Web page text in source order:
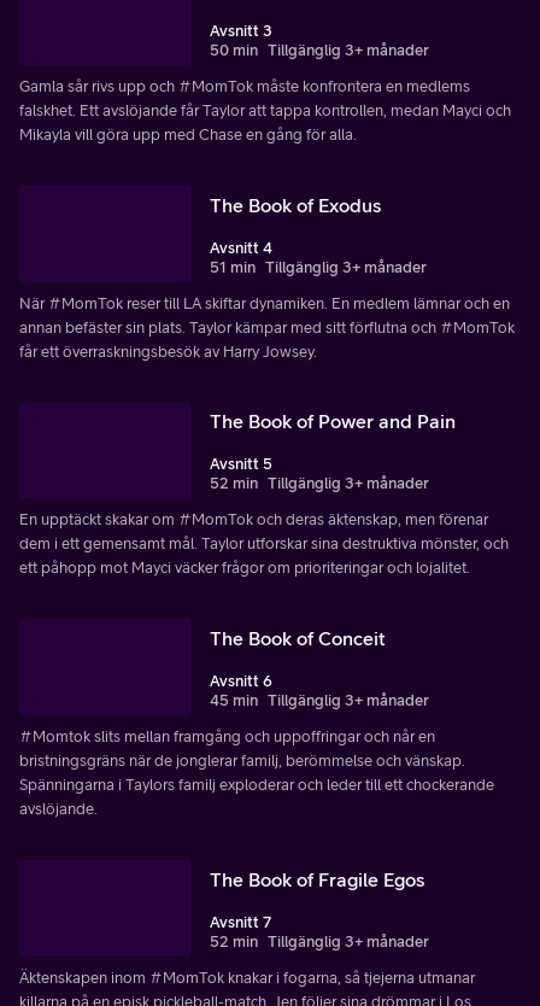
Avsnitt 3
50 min Tillgänglig 3+ månader
Gamla sår rivs upp och #MomTok måste konfrontera en medlems
falskhet. Ett avslöjande får Taylor att tappa kontrollen, medan Mayci och
Mikayla vill göra upp med Chase en gång för alla.
The Book of Exodus
Avsnitt 4
51 min Tillgänglig 3+ månader
När #MomTok reser till LA skiftar dynamiken. En medlem lämnar och en
annan befäster sin plats. Taylor kämpar med sitt förflutna och #MomTok
får ett överraskningsbesök av Harry Jowsey.
The Book of Power and Pain
Avsnitt 5
52 min Tillgänglig 3+ månader
En upptäckt skakar om #MomTok och deras äktenskap, men förenar
dem i ett gemensamt mål. Taylor utforskar sina destruktiva mönster, och
ett påhopp mot Mayci väcker frågor om prioriteringar och lojalitet.
The Book of Conceit
Avsnitt 6
45 min Tillgänglig 3+ månader
#Momtok slits mellan framgång och uppoffringar och når en
bristningsgräns när de jonglerar familj, berömmelse och vänskap.
Spänningarna i Taylors familj exploderar och leder till ett chockerande
avslöjande.
The Book of Fragile Egos
Avsnitt 7
52 min Tillgänglig 3+ månader
Äktenskapen inom #MomTok knakar i fogarna, så tjejerna utmanar
killarna på en episk pickleball-match. Jen följer sina drömmar i Los